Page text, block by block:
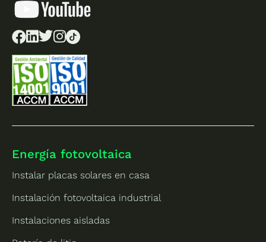
Energía fotovoltaica
Instalar placas solares en casa
Instalación fotovoltaica industrial
Instalaciones aisladas